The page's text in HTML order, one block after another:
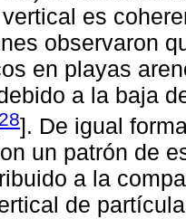
es
observaron
en playas
a la baja
28]. De igual
un patrón de
a la
de